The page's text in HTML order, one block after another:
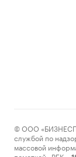
© ООО
службой по
массовой